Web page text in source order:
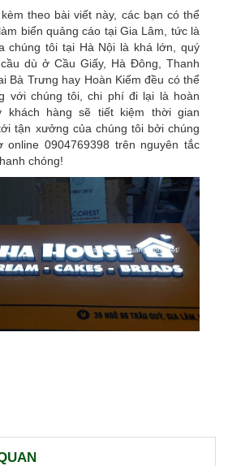
theo bài viết này, các bạn có thể
biển quảng cáo tại Gia Lâm, tức là
chúng tôi tại Hà Nội là khá lớn, quý
dù ở Cầu Giấy, Hà Đông, Thanh
Bà Trưng hay Hoàn Kiếm đều có thể
với chúng tôi, chi phí đi lại là hoàn
khách hàng sẽ tiết kiệm thời gian
tận xưởng của chúng tôi bởi chúng
0904769398 trên nguyên tắc
chóng!